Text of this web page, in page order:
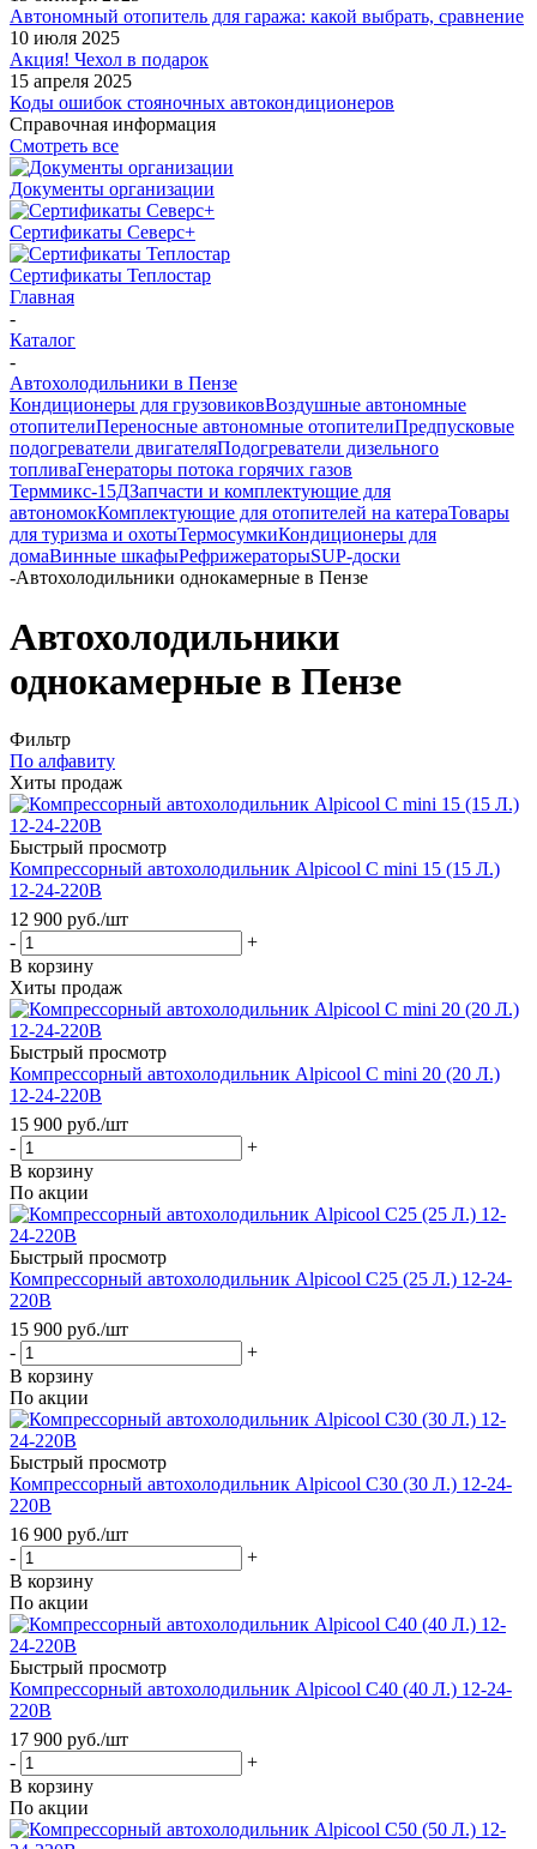
Автономный отопитель для гаража: какой выбрать, сравнение
10 июля 2025
Акция! Чехол в подарок
15 апреля 2025
Коды ошибок стояночных автокондиционеров
Справочная информация
Смотреть все
Документы организации
Сертификаты Северс+
Сертификаты Теплостар
Главная
-
Каталог
-
Автохолодильники в Пензе
Кондиционеры для грузовиковВоздушные автономные
отопителиПереносные автономные отопителиПредпусковые
подогреватели двигателяПодогреватели дизельного
топливаГенераторы потока горячих газов
Терммикс-15ДЗапчасти и комплектующие для
автономокКомплектующие для отопителей на катераТовары
для туризма и охотыТермосумкиКондиционеры для
домаВинные шкафыРефрижераторыSUP-доски
-Автохолодильники однокамерные в Пензе
Автохолодильники
однокамерные в Пензе
Фильтр
По алфавиту
Хиты продаж
Быстрый просмотр
Компрессорный автохолодильник Alpicool C mini 15 (15 Л.)
12-24-220В
12 900 руб./шт
-
+
В корзину
Хиты продаж
Быстрый просмотр
Компрессорный автохолодильник Alpicool C mini 20 (20 Л.)
12-24-220В
15 900 руб./шт
-
+
В корзину
По акции
Быстрый просмотр
Компрессорный автохолодильник Alpicool C25 (25 Л.) 12-24-
220В
15 900 руб./шт
-
+
В корзину
По акции
Быстрый просмотр
Компрессорный автохолодильник Alpicool C30 (30 Л.) 12-24-
220В
16 900 руб./шт
-
+
В корзину
По акции
Быстрый просмотр
Компрессорный автохолодильник Alpicool C40 (40 Л.) 12-24-
220В
17 900 руб./шт
-
+
В корзину
По акции